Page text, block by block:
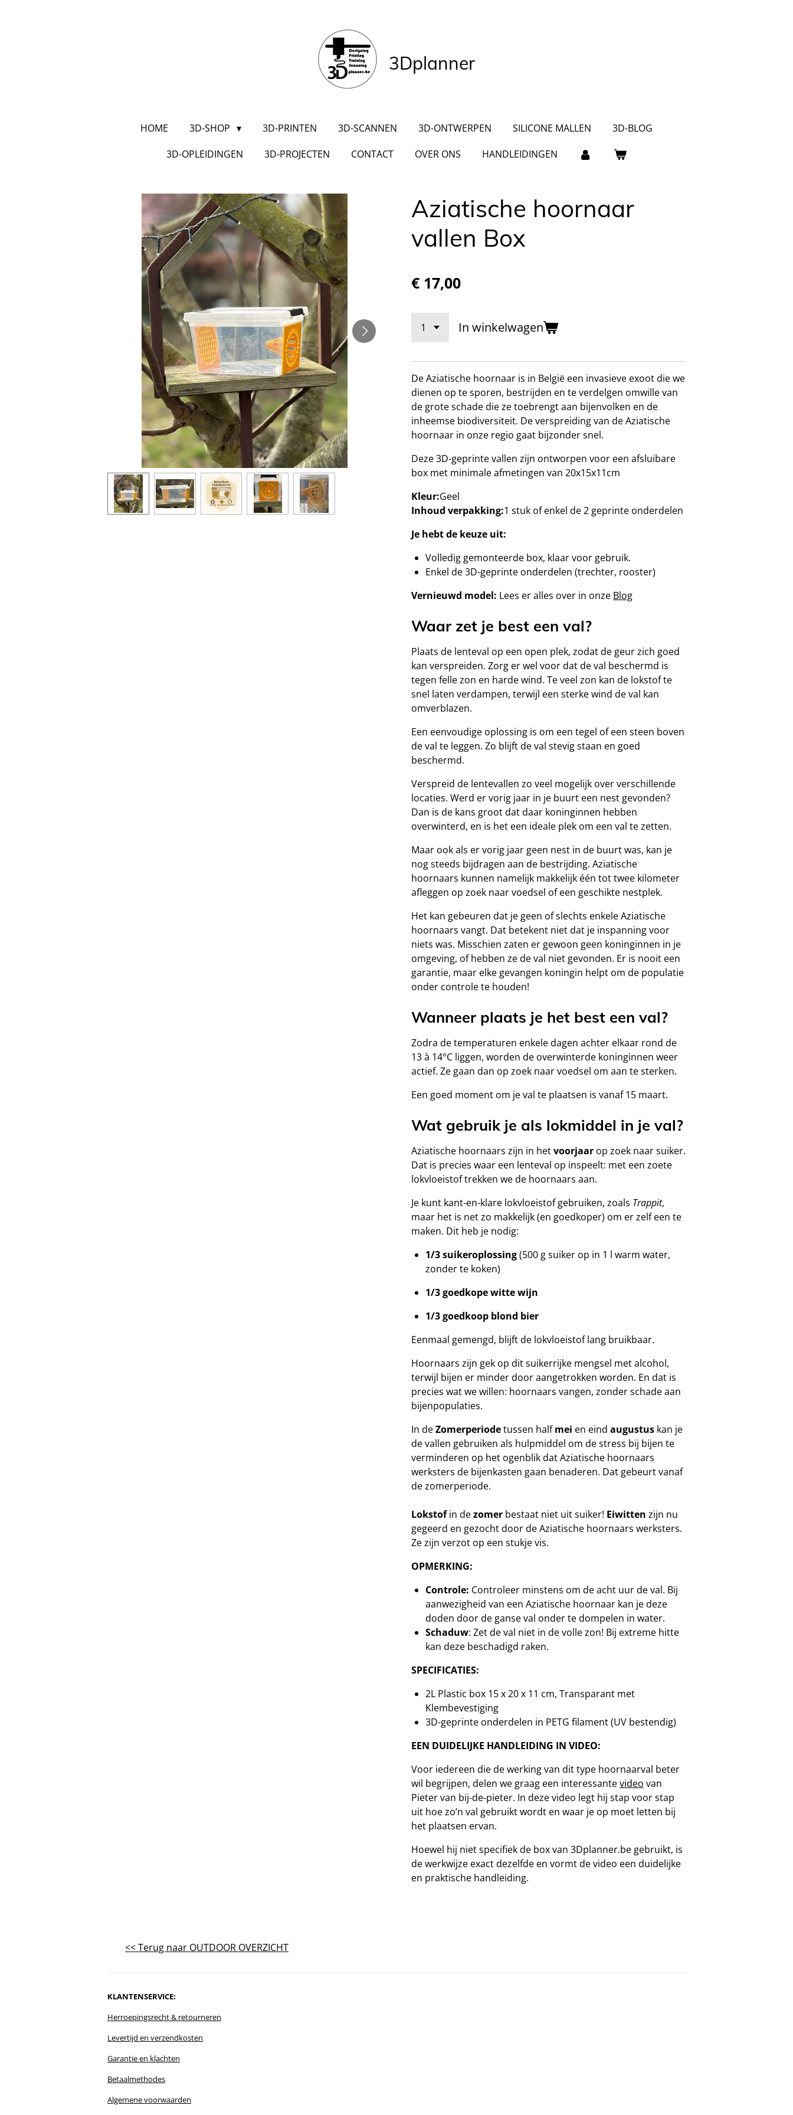
3Dplanner
HOME 3D-SHOP 3D-PRINTEN 3D-SCANNEN 3D-ONTWERPEN SILICONE MALLEN
3D-BLOG
3D-OPLEIDINGEN
3D-PROJECTEN CONTACT OVER ONS HANDLEIDINGEN
Aziatische hoornaar
vallen Box
€ 17,00
In winkelwagen
De Aziatische hoornaar is in België een invasieve exoot die we
dienen op te sporen, bestrijden en te verdelgen omwille van
de grote schade die ze toebrengt aan bijenvolken en de
inheemse biodiversiteit. De verspreiding van de Aziatische
hoornaar in onze regio gaat bijzonder snel.
Deze 3D-geprinte vallen zijn ontworpen voor een afsluibare
box met minimale afmetingen van 20x15x11cm
Kleur:Geel
Inhoud verpakking:1 stuk of enkel de 2 geprinte onderdelen
Je hebt de keuze uit:
Volledig gemonteerde box, klaar voor gebruik.
Enkel de 3D-geprinte onderdelen (trechter, rooster)
Vernieuwd model: Lees er alles over in onze Blog
Waar zet je best een val?
Plaats de lenteval op een open plek, zodat de geur zich goed
kan verspreiden. Zorg er wel voor dat de val beschermd is
tegen felle zon en harde wind. Te veel zon kan de lokstof te
snel laten verdampen, terwijl een sterke wind de val kan
omverblazen.
Een eenvoudige oplossing is om een tegel of een steen boven
de val te leggen. Zo blijft de val stevig staan en goed
beschermd.
Verspreid de lentevallen zo veel mogelijk over verschillende
locaties. Werd er vorig jaar in je buurt een nest gevonden?
Dan is de kans groot dat daar koninginnen hebben
overwinterd, en is het een ideale plek om een val te zetten.
Maar ook als er vorig jaar geen nest in de buurt was, kan je
nog steeds bijdragen aan de bestrijding. Aziatische
hoornaars kunnen namelijk makkelijk één tot twee kilometer
afleggen op zoek naar voedsel of een geschikte nestplek.
Het kan gebeuren dat je geen of slechts enkele Aziatische
hoornaars vangt. Dat betekent niet dat je inspanning voor
niets was. Misschien zaten er gewoon geen koninginnen in je
omgeving, of hebben ze de val niet gevonden. Er is nooit een
garantie, maar elke gevangen koningin helpt om de populatie
onder controle te houden!
Wanneer plaats je het best een val?
Zodra de temperaturen enkele dagen achter elkaar rond de
13 à 14°C liggen, worden de overwinterde koninginnen weer
actief. Ze gaan dan op zoek naar voedsel om aan te sterken.
Een goed moment om je val te plaatsen is vanaf 15 maart.
Wat gebruik je als lokmiddel in je val?
Aziatische hoornaars zijn in hetvoorjaar op zoek naar suiker.
Dat is precies waar een lenteval op inspeelt: met een zoete
lokvloeistof trekken we de hoornaars aan.
Je kunt kant-en-klare lokvloeistof gebruiken, zoals Trappit,
maar het is net zo makkelijk (en goedkoper) om er zelf een te
maken. Dit heb je nodig:
1/3 suikeroplossing(500 g suiker op in 1 l warm water,
zonder te koken)
1/3 goedkope witte wijn
1/3 goedkoop blond bier
Eenmaal gemengd, blijft de lokvloeistof lang bruikbaar.
Hoornaars zijn gek op dit suikerrijke mengsel met alcohol,
terwijl bijen er minder door aangetrokken worden. En dat is
precies wat we willen: hoornaars vangen, zonder schade aan
bijenpopulaties.
In deZomerperiodetussen halfmei en eind augustus kan je
de vallen gebruiken als hulpmiddel om de stress bij bijen te
verminderen op het ogenblik dat Aziatische hoornaars
werksters de bijenkasten gaan benaderen. Dat gebeurt vanaf
de zomerperiode.
Lokstof in dezomer bestaat niet uit suiker! Eiwitten zijn nu
gegeerd en gezocht door de Aziatische hoornaars werksters.
Ze zijn verzot op een stukje vis.
OPMERKING:
Controle: Controleer minstens om de acht uur de val. Bij
aanwezigheid van een Aziatische hoornaar kan je deze
doden door de ganse val onder te dompelen in water.
Schaduw: Zet de val niet in de volle zon! Bij extreme hitte
kan deze beschadigd raken.
SPECIFICATIES:
2L Plastic box 15 x 20 x 11 cm, Transparant met
Klembevestiging
3D-geprinte onderdelen in PETG filament (UV bestendig)
EEN DUIDELIJKE HANDLEIDING IN VIDEO:
Voor iedereen die de werking van dit type hoornaarval beter
wil begrijpen, delen we graag een interessantevideo van
Pieter van bij-de-pieter. In deze video legt hij stap voor stap
uit hoe zo’n val gebruikt wordt en waar je op moet letten bij
het plaatsen ervan.
Hoewel hij niet specifiek de box van 3Dplanner.be gebruikt, is
de werkwijze exact dezelfde en vormt de video een duidelijke
en praktische handleiding.
<< Terug naar OUTDOOR OVERZICHT
KLANTENSERVICE:
Herroepingsrecht& retourneren
Levertijd en verzendkosten
Garantie en klachten
Betaalmethodes
Algemene voorwaarden